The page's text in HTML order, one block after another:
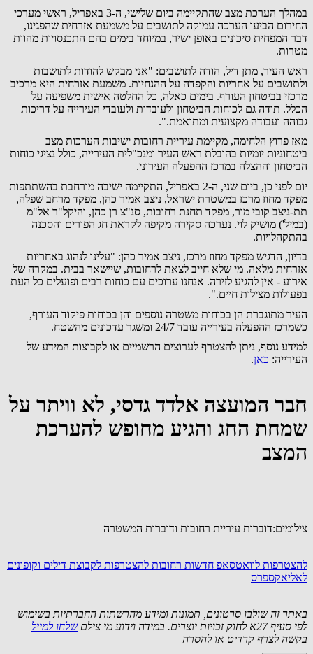
במהלך הערכת מצב שהתקיימה ביום שלישי, ה-3 באפריל, ראשי מערכי
החירום הביעו הערכה עמוקה לתושבים על משמעת אזרחית שהפגינו,
דבר המפחית סיכונים באופן ישיר, במיוחד בימים בהם התכנסויות מהוות
מטרות.
ראש העיר, מתן דיל, הודה לתושבים: "אני מבקש להודות לתושבות
ולתושבים על אחריות והקפדה על ההנחיות. משמעת אזרחית היא מרכיב
מרכזי בביטחון העורף. בימים כאלה, כל החלטה אישית משפיעה על
הכלל. תודה גם לכוחות הביטחון ולעובדות ולעובדי העירייה על דריכות
גבוהה ועבודה מקצועית ומתואמת.".
מאז פרוץ הלחימה, מקיימת עיריית רחובות ישיבות הערכות מצב
ביטחוניות יומיות בהובלת ראש העיר ומנכ"לית העירייה, כולל נציגי כוחות
הביטחון וההצלה במרכז ההפעלה העירוני.
יום לפני כן, ביום שני, ה-2 באפריל, התקיימה ישיבה מורחבת בהשתתפות
מפקד מחוז מרכז במשטרת ישראל, ניצב אמיר כהן, מפקד מרחב שפלה,
תת-ניצב קובי מור, מפקד תחנת רחובות, סנ"צ רן כהן, והיקל"ר אל"מ
(במיל') מושיק לוי. נערכה סקירה מקיפה לקראת חג הפורים והסכנה
בהתקהלויות.
בדיון, הדגיש מפקד מחוז מרכז, ניצב אמיר כהן: "עלינו לנהוג באחריות
אזרחית מלאה. מי שלא חייב לצאת לרחובות, שיישאר בבית. במקרה של
אירוע - אין להגיע לזירה. אנחנו ערוכים עם כוחות רבים ופועלים כל העת
בפעולות מצילות חיים.".
העיר מתוגברת הן בכוחות משטרה נוספים והן בכוחות פיקוד העורף,
כשמרכז ההפעלה בעירייה עובד 24/7 ומשגר עדכונים מהשטח.
למידע נוסף, ניתן להצטרף לערוצים הרשמיים או לקבוצות המידע של
העירייה: כאן.
חבר המועצה אלדד גדסי, לא וויתר על
שמחת החג והגיע מחופש להערכת
המצב
צילומים:דוברות עיריית רחובות ודוברות המשטרה
להצטרפות לוואטסאפ חדשות רחובות להצטרפות לקבוצת דילים וקופונים
לאליאקספרס
באתר זה שולבו סרטונים, תמונות ומידע מהרשתות החברתיות בשימוש
לפי סעיף 27א לחוק זכויות יוצרים. במידה וידוע מי צילם
שלחו למייל
בקשה לצרף קרדיט או להסרה